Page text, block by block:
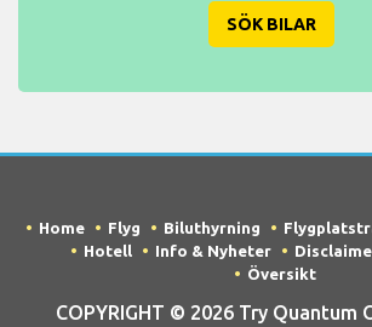
SÖK BILAR
Home Flyg Biluthyrning
Hotell
Info & Nyheter
Översikt
COPYRIGHT © 2026 Try Quantum